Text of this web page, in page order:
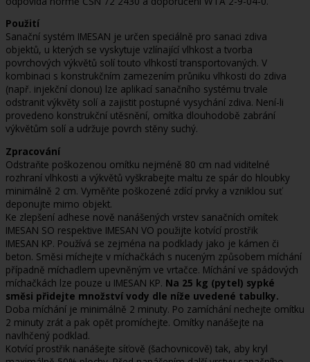
Použití
Sanační systém IMESAN je určen speciálně pro sanaci zdiva
objektů, u kterých se vyskytuje vzlínající vlhkost a tvorba
povrchových výkvětů solí touto vlhkostí transportovaných. V
kombinaci s konstrukčním zamezením průniku vlhkosti do zdiva
(např. injekční clonou) lze aplikací sanačního systému trvale
odstranit výkvěty solí a zajistit postupné vysychání zdiva. Není-li
provedeno konstrukční utěsnění, omítka dlouhodobě zabrání
výkvětům solí a udržuje povrch stěny suchý.
Zpracování
Odstraňte poškozenou omítku nejméně 80 cm nad viditelné
rozhraní vlhkosti a výkvětů vyškrabejte maltu ze spár do hloubky
minimálně 2 cm. Vyměňte poškozené zdící prvky a vzniklou suť
deponujte mimo objekt.
Ke zlepšení adhese nově nanášených vrstev sanačních omítek
IMESAN SO respektive IMESAN VO použijte kotvící prostřik
IMESAN KP. Používá se zejména na podklady jako je kámen či
beton. Směsi míchejte v míchačkách s nuceným způsobem míchání
případně míchadlem upevněným ve vrtačce. Míchání ve spádových
míchačkách lze pouze u IMESAN KP. Na 25 kg (pytel) sypké
směsi přidejte množství vody dle níže uvedené tabulky.
Doba míchání je minimálně 2 minuty. Po zamíchání nechejte omítku
2 minuty zrát a pak opět promíchejte. Omítky nanášejte na
navlhčený podklad.
Kotvící prostřik nanášejte síťově (šachovnicově) tak, aby kryl